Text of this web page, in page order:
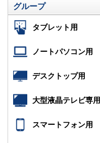
グループ
タブレット用
ノートパソコン用
デスクトップ用
大型液晶テレビ専用
スマートフォン用